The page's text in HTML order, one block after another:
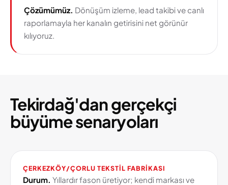
Çözümümüz. Dönüşüm izleme, lead takibi ve canlı
raporlamayla her kanalın getirisini net görünür
kılıyoruz.
Tekirdağ'dan gerçekçi
büyüme senaryoları
ÇERKEZKÖY/ÇORLU TEKSTIL FABRIKASI
Durum. Yıllardır fason üretiyor; kendi markası ve